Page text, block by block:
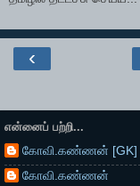
‹
என்னைப் பற்றி...
கோவி.கண்ணன் [GK]
கோவி.கண்ணன்